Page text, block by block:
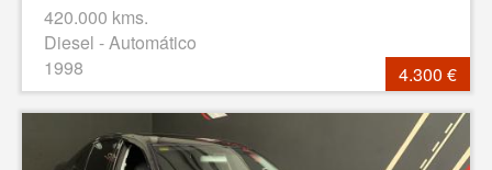
420.000 kms.
Diesel - Automático
1998
4.300 €